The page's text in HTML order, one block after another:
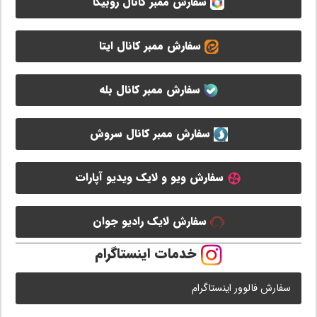
سفارش ممبر کانال ایتا
سفارش ممبر کانال بله
سفارش ممبر کانال سروش
سفارش ویو و لایک ویدیو آپارات
سفارش لایک رادیو جوان
خدمات اینستاگرام
سفارش فالوور اینستاگرام